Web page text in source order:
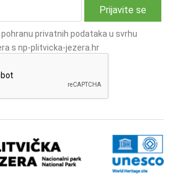
privatnih podataka u svrhu
s np-plitvicka-jezera.hr